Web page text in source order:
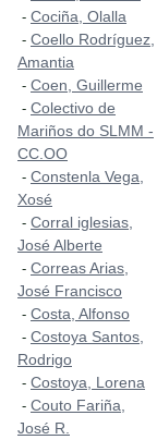
- Cociña, Olalla
- Coello Rodríguez,
Amantia
- Coen, Guillerme
- Colectivo de
Mariños do SLMM -
CC.OO
- Constenla Vega,
Xosé
- Corral iglesias,
José Alberte
- Correas Arias,
José Francisco
- Costa, Alfonso
- Costoya Santos,
Rodrigo
- Costoya, Lorena
- Couto Fariña,
José R.